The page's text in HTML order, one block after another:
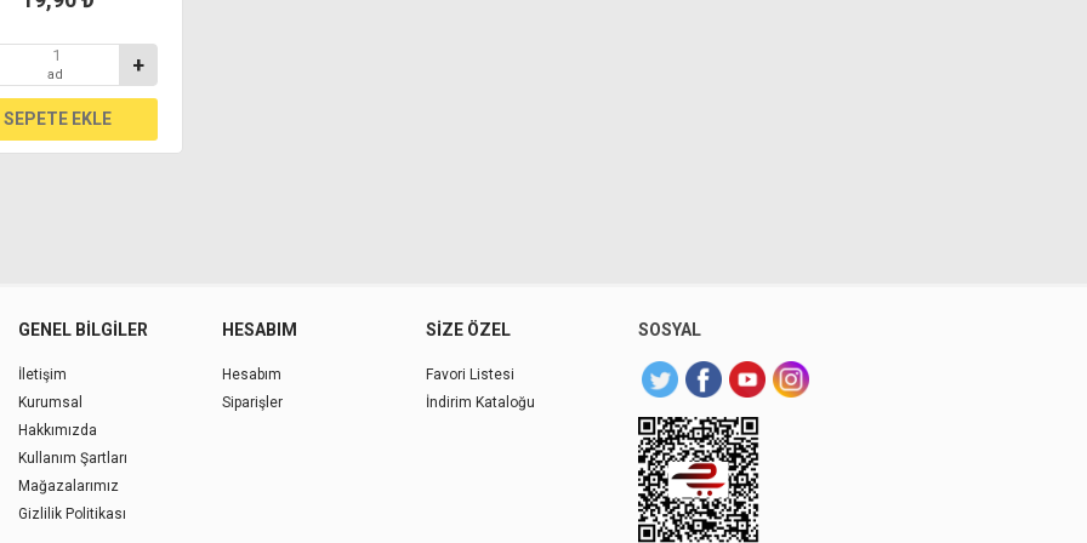
ad +
GENEL BILGILER
İletişim
Kurumsal
Hakkımızda
Kullanım Şartları
Mağazalarımız
Gizlilik Politikası
HESABIM
Hesabım
Siparişler
SIZE ÖZEL
Favori Listesi
İndirim Kataloğu
SOSYAL